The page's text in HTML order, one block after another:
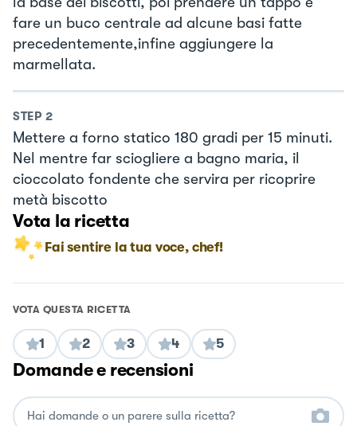
fare un buco centrale ad alcune basi fatte
precedentemente,infine aggiungere la
marmellata.
STEP 2
Mettere a forno statico 180 gradi per 15 minuti.
Nel mentre far sciogliere a bagno maria, il
cioccolato fondente che servira per ricoprire
metà biscotto
Vota la ricetta
Fai sentire la tua voce, chef!
VOTA QUESTA RICETTA
1 2 3 4 5
Domande e recensioni